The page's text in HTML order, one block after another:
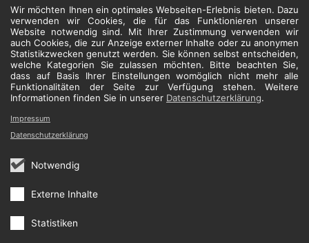
Wir möchten Ihnen ein optimales Webseiten-Erlebnis bieten. Dazu
verwenden wir Cookies, die für das Funktionieren unserer
Website notwendig sind. Mit Ihrer Zustimmung verwenden wir
auch Cookies, die zur Anzeige externer Inhalte oder zu anonymen
Statistikzwecken genutzt werden. Sie können selbst entscheiden,
welche Kategorien Sie zulassen möchten. Bitte beachten Sie,
dass auf Basis Ihrer Einstellungen womöglich nicht mehr alle
Funktionalitäten der Seite zur Verfügung stehen. Weitere
Informationen finden Sie in unserer Datenschutzerklärung.
Notwendig
Externe Inhalte
Statistiken
Impressum
Datenschutzerklärung